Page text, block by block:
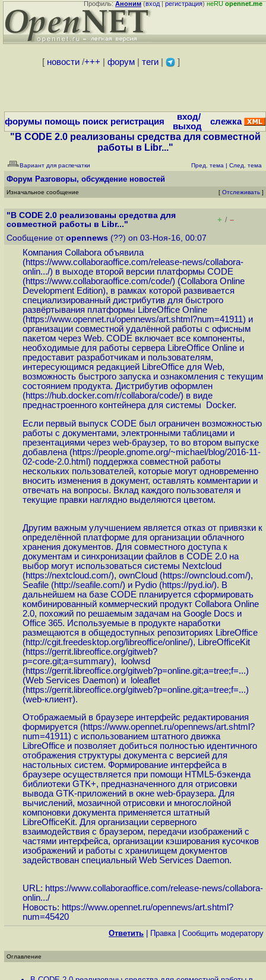
Профиль:Аноним(вход|регистрация)неRUopennet.me
[ новости/+++ форум| теги| ]
форумы помощь поиск регистрация
вход/
выход
слежка
"В CODE 2.0 реализованы средства для совместной
работы в Libr..."
Вариант для распечатки Пред. тема | След. тема
Форум Разговоры, обсуждение новостей
Изначальное сообщение [ Отслеживать ]
"В CODE 2.0 реализованы средства для
совместной работы в Libr..."
+ / –
Сообщение от opennews (??) on 03-Ноя-16, 00:07
Компания Collabora объявила
(https://www.collaboraoffice.com/release-news/collabora-
onlin.../) в выходе второй версии платформы CODE
(https://www.collaboraoffice.com/code/) (Collabora Online
Development Edition), в рамках которой развивается
специализированный дистрибутив для быстрого
развёртывания платформы LibreOffice Online
(https://www.opennet.ru/opennews/art.shtml?num=41911) и
организации совместной удалённой работы с офисным
пакетом через Web. CODE включает все компоненты,
необходимые для работы сервера LibreOffice Online и
предоставит разработчикам и пользователям,
интересующимся редакцией LibreOffice для Web,
возможность быстрого запуска и ознакомления с текущим
состоянием продукта. Дистрибутив оформлен
(https://hub.docker.com/r/collabora/code/) в виде
преднастроенного контейнера для системы Docker.
Если первый выпуск CODE был ограничен возможностью
работы с документами, электронными таблицами и
презентациями через web-браузер, то во втором выпуске
добавлена (https://people.gnome.org/~michael/blog/2016-11-
02-code-2.0.html ) поддержка совместной работы
нескольких пользователей, которые могут одновременно
вносить изменения в документ, оставлять комментарии и
отвечать на вопросы. Вклад каждого пользователя и
текущие правки наглядно выделяются цветом.
Другим важным улучшением является отказ от привязки к
определённой платформе для организации облачного
хранения документов. Для совместного доступа к
документам и синхронизации файлов в CODE 2.0 на
выбор могут использоваться системы Nextcloud
(https://nextcloud.com/), ownCloud (https://owncloud.com/),
Seafile (http://seafile.com/) и Pydio (https://pyd.io/). В
дальнейшем на базе CODE планируется сформировать
комбинированный коммерческий продукт Collabora Online
2.0, похожий по решаемым задачам на Google Docs и
Office 365. Используемые в продукте наработки
размещаются в общедоступных репозиториях LibreOffice
(http://cgit.freedesktop.org/libreoffice/online/), LibreOfficeKit
(https://gerrit.libreoffice.org/gitweb?
p=core.git;a=summary), loolwsd
(https://gerrit.libreoffice.org/gitweb?p=online.git;a=tree;f=...)
(Web Services Daemon) и loleaflet
(https://gerrit.libreoffice.org/gitweb?p=online.git;a=tree;f=...)
(web-клиент).
Отображаемый в браузере интерфейс редактирования
формируется (https://www.opennet.ru/opennews/art.shtml?
num=41911) с использованием штатного движка
LibreOffice и позволяет добиться полностью идентичного
отображения структуры документа с версией для
настольных систем. Формирование интерфейса в
браузере осуществляется при помощи HTML5-бэкенда
библиотеки GTK+, предназначенного для отрисовки
вывода GTK-приложений в окне web-браузера. Для
вычислений, мозаичной отрисовки и многослойной
компоновки документа применяется штатный
LibreOfficeKit. Для организации серверного
взаимодействия с браузером, передачи изображений с
частями интерфейса, организации кэширования кусочков
изображений и работы с хранилищем документов
задействован специальный Web Services Daemon.
URL: https://www.collaboraoffice.com/release-news/collabora-
onlin.../
Новость: https://www.opennet.ru/opennews/art.shtml?
num=45420
Ответить Правка| Cообщить модератору
Оглавление